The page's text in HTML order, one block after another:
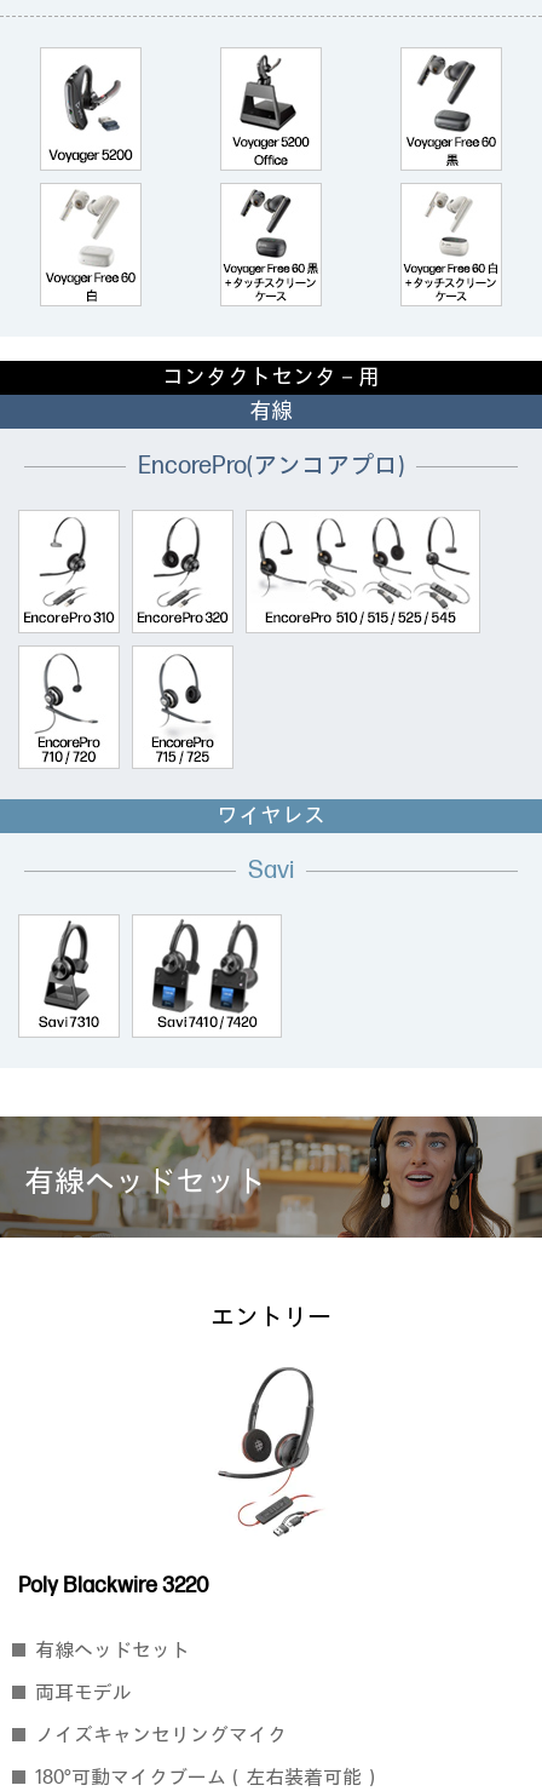
コンタクトセンタ－用
有線
EncorePro(アンコアプロ)
ワイヤレス
Savi
有線ヘッドセット
エントリー
Poly Blackwire 3220
有線ヘッドセット
両耳モデル
ノイズキャンセリングマイク
180°可動マイクブーム（左右装着可能）